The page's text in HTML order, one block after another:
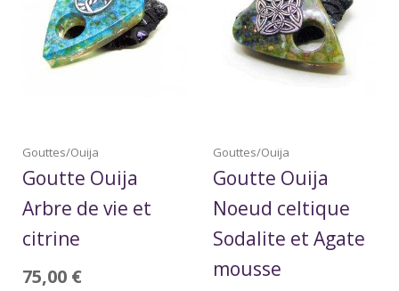
Gouttes/Ouija
Goutte Ouija
Arbre de vie et
citrine
75,00 €
Gouttes/Ouija
Goutte Ouija
Noeud celtique
Sodalite et Agate
mousse